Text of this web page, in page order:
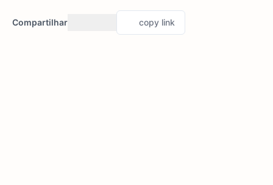
Compartilhar copy link